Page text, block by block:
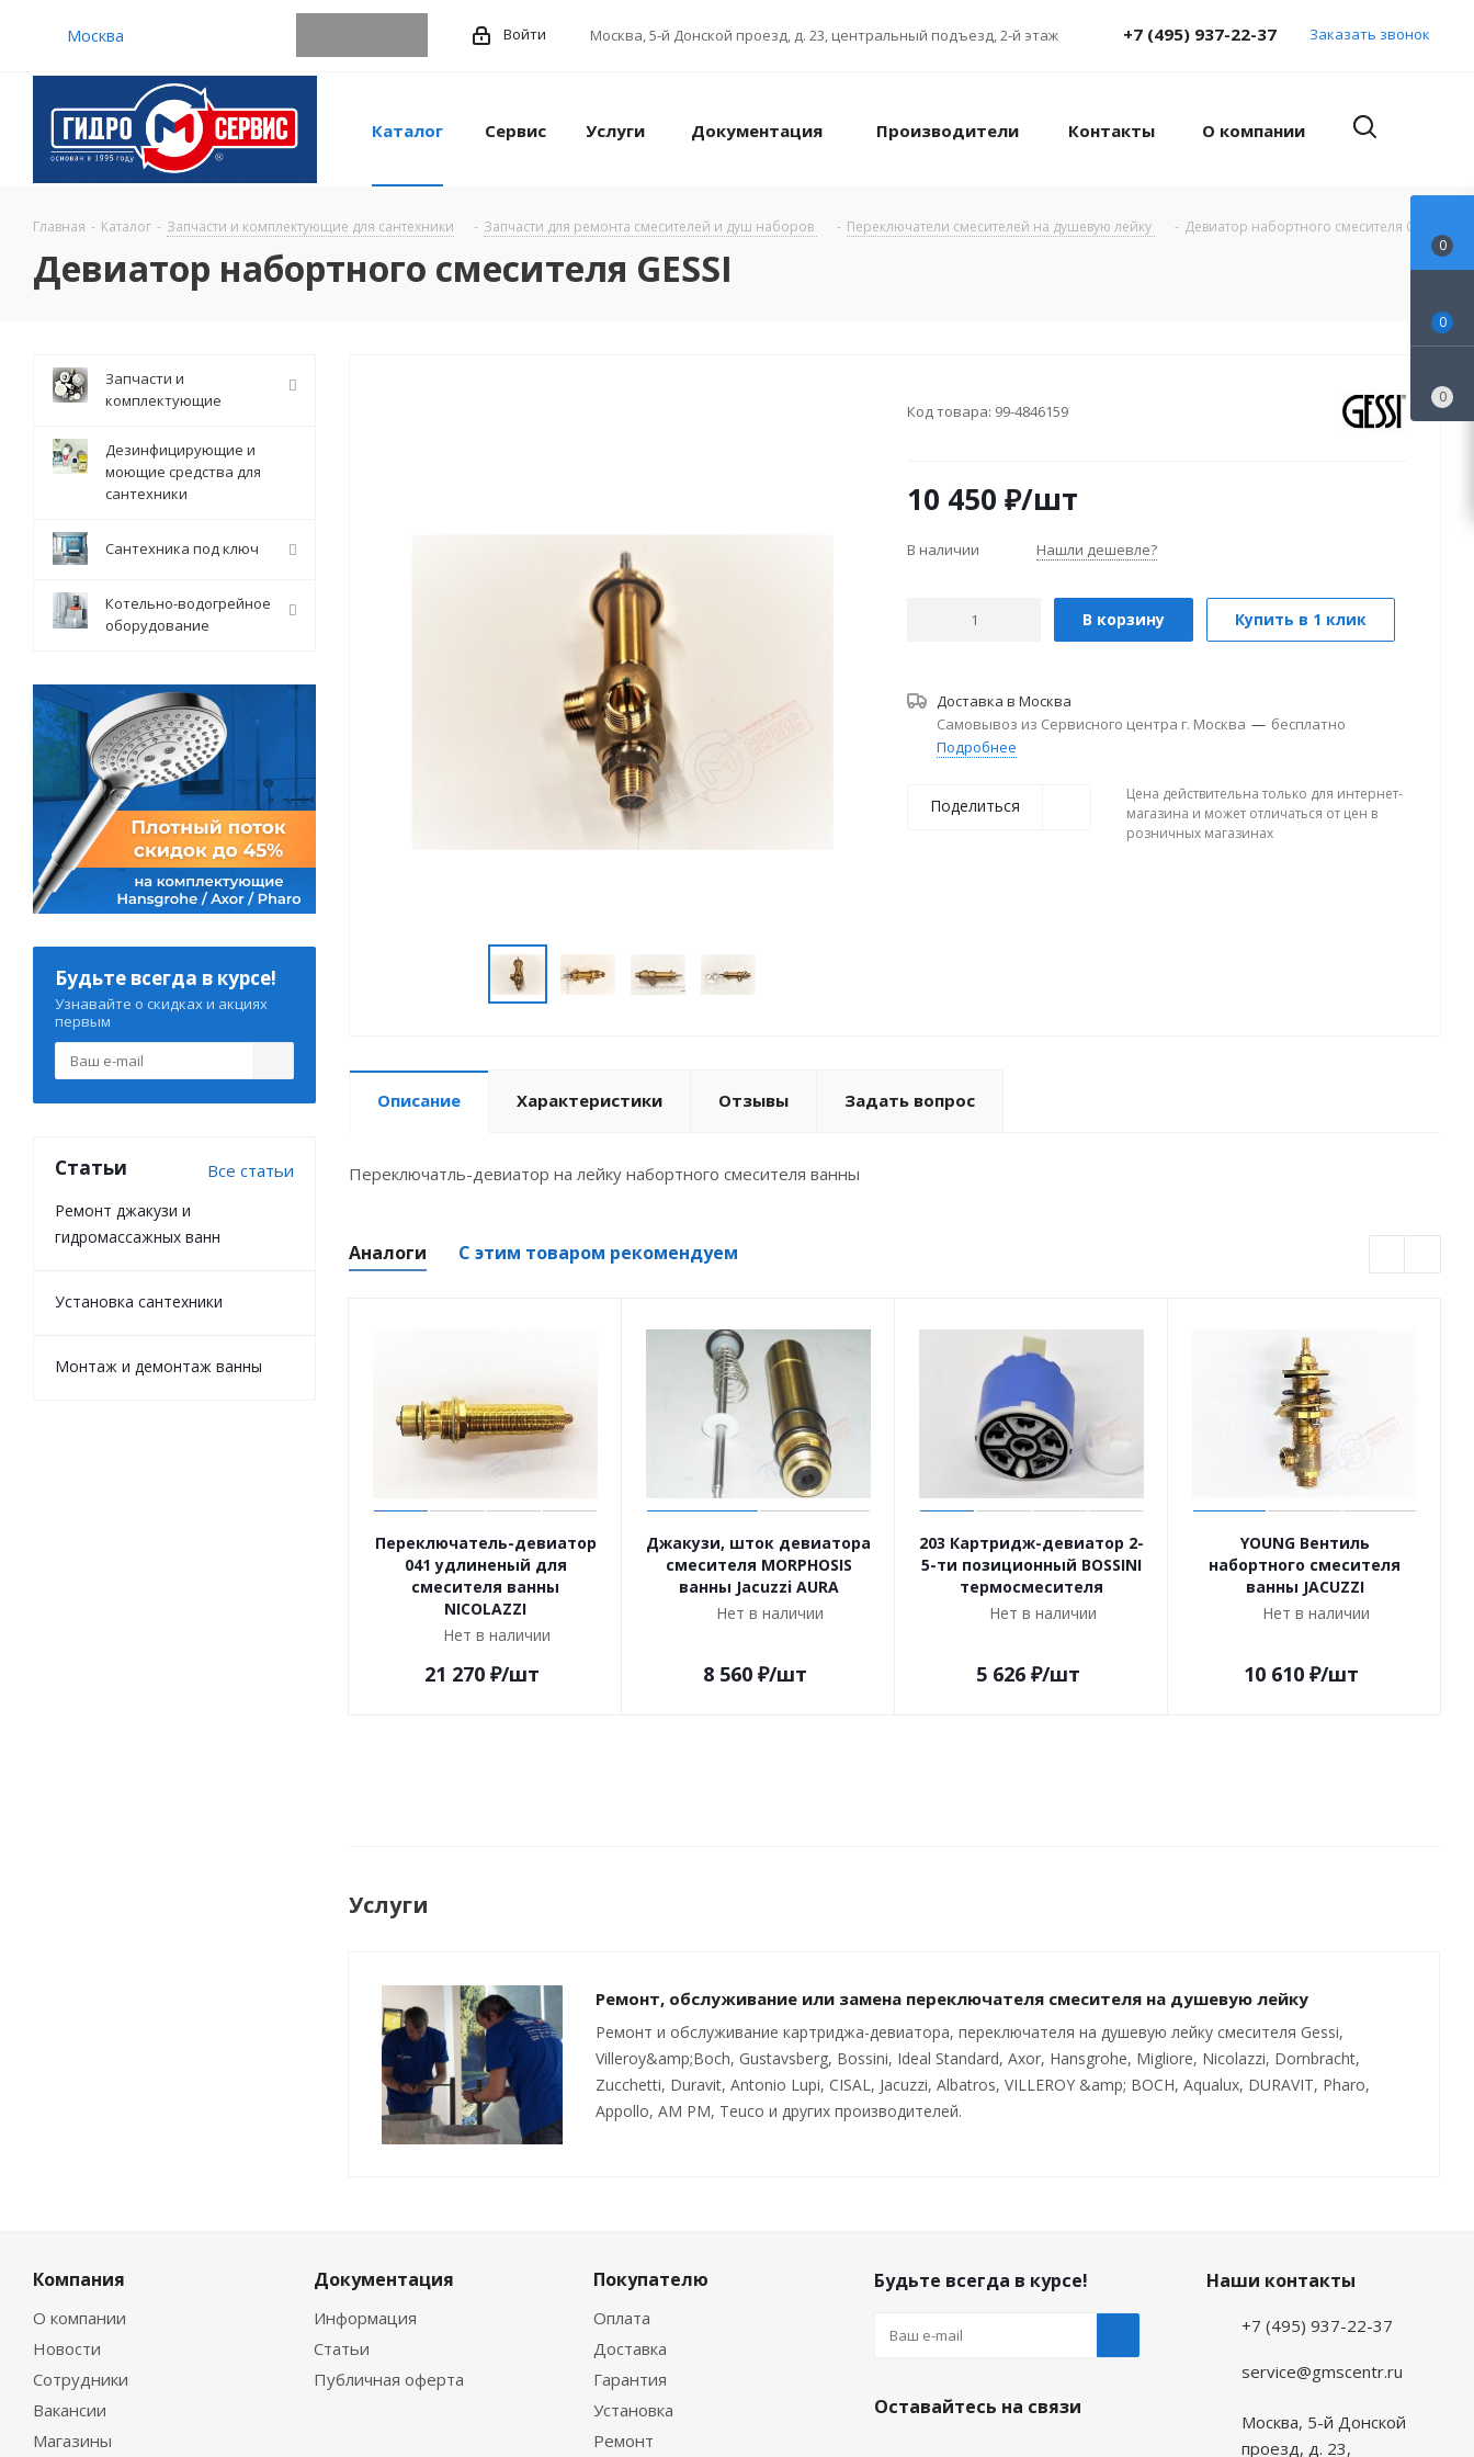
Москва Войти Москва,5-й Донской проезд, д. 23, центральный подъезд, 2-й этаж +7 (495) 937-22-37 Заказать звонок
Каталог Сервис Услуги Документация Производители Контакты О компании
Главная - Каталог - Запчасти и комплектующие для сантехники - Запчасти для ремонта смесителей и душ наборов - Переключатели смесителей на душевую лейку - Девиатор набортного смесителя GESSI
Девиатор набортного смесителя GESSI
Код товара: 99-4846159
10 450 ₽/шт
В наличии Нашли дешевле?
В корзину Купить в 1 клик
Доставка в Москва
Самовывоз из Сервисного центра г. Москва — бесплатно
Подробнее
Поделиться
Цена действительна только для интернет-
магазина и может отличаться от цен в
розничных магазинах
Описание Характеристики Отзывы Задать вопрос
Переключатль-девиатор на лейку набортного смесителя ванны
Аналоги С этим товаром рекомендуем
Переключатель-девиатор
041 удлиненый для
смесителя ванны
NICOLAZZI
Нет в наличии
21 270₽/шт
Джакузи, шток девиатора
смесителя MORPHOSIS
ванны Jacuzzi AURA
Нет в наличии
8 560₽/шт
203 Картридж-девиатор 2-
5-ти позиционный BOSSINI
термосмесителя
Нет в наличии
5 626₽/шт
YOUNG Вентиль
набортного смесителя
ванны JACUZZI
Нет в наличии
10 610₽/шт
Услуги
Ремонт, обслуживание или замена переключателя смесителя на душевую лейку
Ремонт и обслуживание картриджа-девиатора, переключателя на душевую лейку смесителя Gessi,
Villeroy&amp;Boch, Gustavsberg, Bossini, Ideal Standard, Axor, Hansgrohe, Migliore, Nicolazzi, Dornbracht,
Zucchetti, Duravit, Antonio Lupi, CISAL, Jacuzzi, Albatros, VILLEROY &amp; BOCH, Aqualux, DURAVIT, Pharo,
Appollo, AM PM, Teuco и других производителей.
Запчасти и
комплектующие
Дезинфицирующие и
моющие средства для
сантехники
Сантехника под ключ
Котельно-водогрейное
оборудование
Будьте всегда в курсе!
Узнавайте о скидках и акциях
первым
Статьи Все статьи
Ремонт джакузи и
гидромассажных ванн
Установка сантехники
Монтаж и демонтаж ванны
Компания
О компании
Новости
Сотрудники
Вакансии
Магазины
Документация
Информация
Статьи
Публичная оферта
Покупателю
Оплата
Доставка
Гарантия
Установка
Ремонт
Будьте всегда в курсе!
Оставайтесь на связи
Наши контакты
+7 (495) 937-22-37
service@gmscentr.ru
Москва, 5-й Донской
проезд, д. 23,
0
0
0